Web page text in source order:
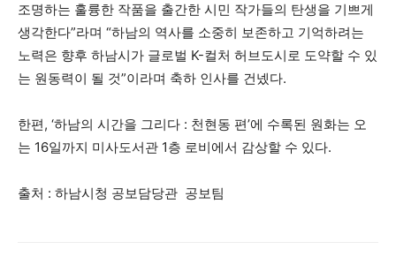
조명하는 훌륭한 작품을 출간한 시민 작가들의 탄생을 기쁘게
생각한다”라며 “하남의 역사를 소중히 보존하고 기억하려는
노력은 향후 하남시가 글로벌 K-컬처 허브도시로 도약할 수 있
는 원동력이 될 것”이라며 축하 인사를 건넸다.
한편, ‘하남의 시간을 그리다 : 천현동 편’에 수록된 원화는 오
는 16일까지 미사도서관 1층 로비에서 감상할 수 있다.
출처 : 하남시청 공보담당관 공보팀